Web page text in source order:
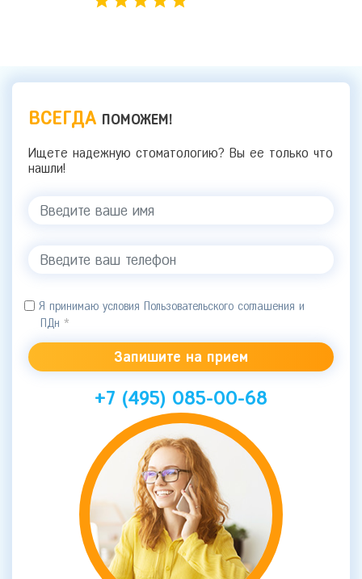
ВСЕГДА ПОМОЖЕМ!
Ищете надежную стоматологию? Вы ее только что
нашли!
Я принимаю условия Пользовательского соглашения и
ПДн *
+7 (495) 085-00-68